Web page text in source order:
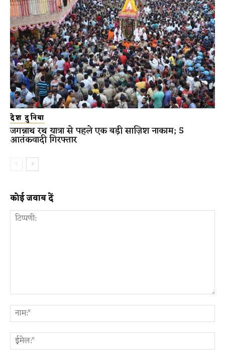
देश दुनिया
जगन्नाथ रथ यात्रा से पहले एक बड़ी साज़िश नाकाम; 5
आतंकवादी गिरफ्तार
कोई जवाब दें